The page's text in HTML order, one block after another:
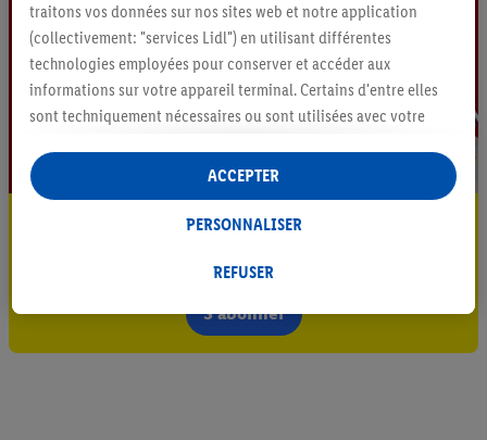
Restez au courant
Abonnez-vous à la newsletter
S'abonner
traitons vos données sur nos sites web et notre application
(collectivement: "services Lidl") en utilisant différentes
technologies employées pour conserver et accéder aux
informations sur votre appareil terminal. Certains d'entre elles
sont techniquement nécessaires ou sont utilisées avec votre
des statistiques ou pour des publicités personnalisées au sein
et en dehors des services Lidl. Si vous participez au programme
Lidl Plus, les données issues de votre comportement d’achat en
Sous « Personnaliser », vous pouvez autoriser des finalités
traitement des données.
En cliquant sur « Refuser », vous pouvez autoriser uniquement
REFUSER
PERSONNALISER
ACCEPTER